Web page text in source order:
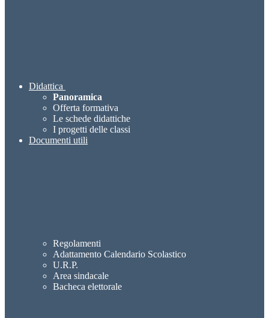
Didattica
Panoramica
Offerta formativa
Le schede didattiche
I progetti delle classi
Documenti utili
Regolamenti
Adattamento Calendario Scolastico
U.R.P.
Area sindacale
Bacheca elettorale